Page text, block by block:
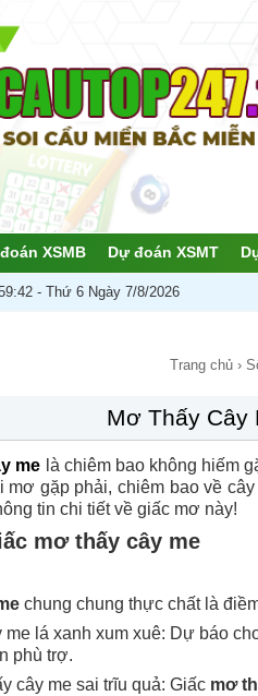
XSMB Dự đoán XSMT
- Thứ 6 Ngày 7/8/2026
Trang chủ›
Mơ Thấy Cây
me là chiêm bao không hiếm
gặp phải, chiêm bao về
tin chi tiết về giấc mơ này!
mơ thấy cây me
chung chung thực chất là
me lá xanh xum xuê: Dự báo
phù trợ.
cây me sai trĩu quả: Giấc mơ